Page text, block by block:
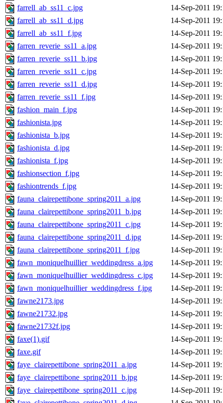
farrell_ab_ss11_c.jpg
14-Sep-2011
farrell_ab_ss11_d.jpg
14-Sep-2011
farrell_ab_ss11_f.jpg
14-Sep-2011
farren_reverie_ss11_a.jpg
14-Sep-2011
farren_reverie_ss11_b.jpg
14-Sep-2011
farren_reverie_ss11_c.jpg
14-Sep-2011
farren_reverie_ss11_d.jpg
14-Sep-2011
farren_reverie_ss11_f.jpg
14-Sep-2011
fashion_main_f.jpg
14-Sep-2011
fashionista.jpg
14-Sep-2011
fashionista_b.jpg
14-Sep-2011
fashionista_d.jpg
14-Sep-2011
fashionista_f.jpg
14-Sep-2011
fashionsection_f.jpg
14-Sep-2011
fashiontrends_f.jpg
14-Sep-2011
fauna_clairepettibone_spring2011_a.jpg
14-Sep-2011
fauna_clairepettibone_spring2011_b.jpg
14-Sep-2011
fauna_clairepettibone_spring2011_c.jpg
14-Sep-2011
fauna_clairepettibone_spring2011_d.jpg
14-Sep-2011
fauna_clairepettibone_spring2011_f.jpg
14-Sep-2011
fawn_moniquelhuillier_weddingdress_a.jpg
14-Sep-2011
fawn_moniquelhuillier_weddingdress_c.jpg
14-Sep-2011
fawn_moniquelhuillier_weddingdress_f.jpg
14-Sep-2011
fawne2173.jpg
14-Sep-2011
fawne21732.jpg
14-Sep-2011
fawne21732f.jpg
14-Sep-2011
faxe(1).gif
14-Sep-2011
faxe.gif
14-Sep-2011
faye_clairepettibone_spring2011_a.jpg
14-Sep-2011
faye_clairepettibone_spring2011_b.jpg
14-Sep-2011
faye_clairepettibone_spring2011_c.jpg
14-Sep-2011